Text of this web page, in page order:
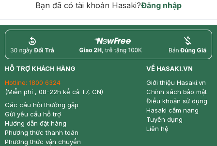
Bạn đã có tài khoản Hasaki?Đăng nhập
return nowfree price
HỖ TRỢ KHÁCH HÀNG
Hotline: 1800 6324
(Miễn phí , 08-22h kể cả T7, CN)
Các câu hỏi thường gặp
Gửi yêu cầu hỗ trợ
Hướng dẫn đặt hàng
Phương thức thanh toán
Phương thức vận chuyển
VỀ HASAKI.VN
Giới thiệu Hasaki.vn
Chính sách bảo mật
Điều khoản sử dụng
Hasaki cẩm nang
Tuyển dụng
Liên hệ